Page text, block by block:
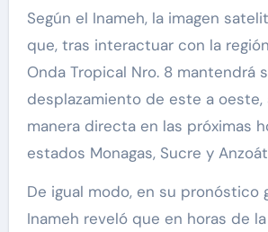
Según el Inameh, la imagen
que, tras interactuar con la
Onda Tropical Nro. 8 mantendrá
desplazamiento de este a
manera directa en las próximas
estados Monagas, Sucre y
De igual modo, en su pronóstico
Inameh reveló que en horas de